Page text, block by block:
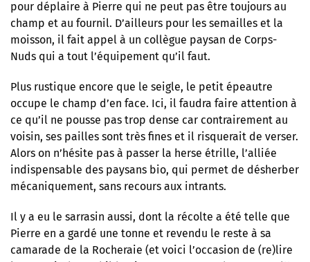
pour déplaire à Pierre qui ne peut pas être toujours au
champ et au fournil. D’ailleurs pour les semailles et la
moisson, il fait appel à un collègue paysan de Corps-
Nuds qui a tout l’équipement qu’il faut.
Plus rustique encore que le seigle, le petit épeautre
occupe le champ d’en face. Ici, il faudra faire attention à
ce qu’il ne pousse pas trop dense car contrairement au
voisin, ses pailles sont très fines et il risquerait de verser.
Alors on n’hésite pas à passer la herse étrille, l’alliée
indispensable des paysans bio, qui permet de désherber
mécaniquement, sans recours aux intrants.
Il y a eu le sarrasin aussi, dont la récolte a été telle que
Pierre en a gardé une tonne et revendu le reste à sa
camarade de la Rocheraie (et voici l’occasion de (re)lire